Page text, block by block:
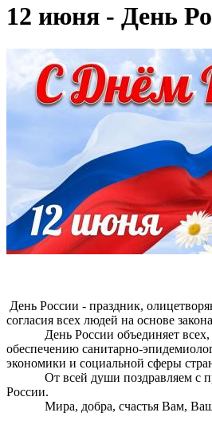
12 июня - День
День России - праздник,
согласия всех людей на основе
День России объединяет всех,
обеспечению санитарно-
экономики и социальной сферы
От всей души поздравляем с
России.
Мира, добра, счастья Вам,